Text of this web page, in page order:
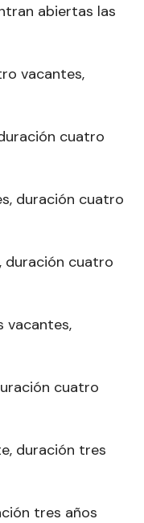
abiertas las
vacantes,
cuatro
duración cuatro
duración cuatro
vacantes,
cuatro
duración tres
tres años